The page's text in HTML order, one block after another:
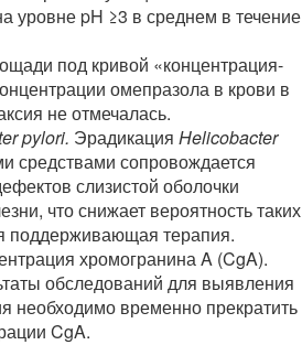
уровне pH ≥3 в среднем в течение
под кривой «концентрация-
омепразола в крови в
не отмечалась.
pylori. Эрадикация Helicobacter
средствами сопровождается
слизистой оболочки
что снижает вероятность таких
поддерживающая терапия.
хромогранина A (CgA).
обследований для выявления
необходимо временно прекратить
CgA.